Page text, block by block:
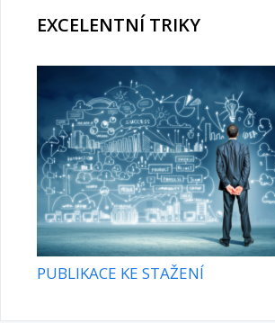
EXCELENTNÍ TRIKY
PUBLIKACE KE STAŽENÍ